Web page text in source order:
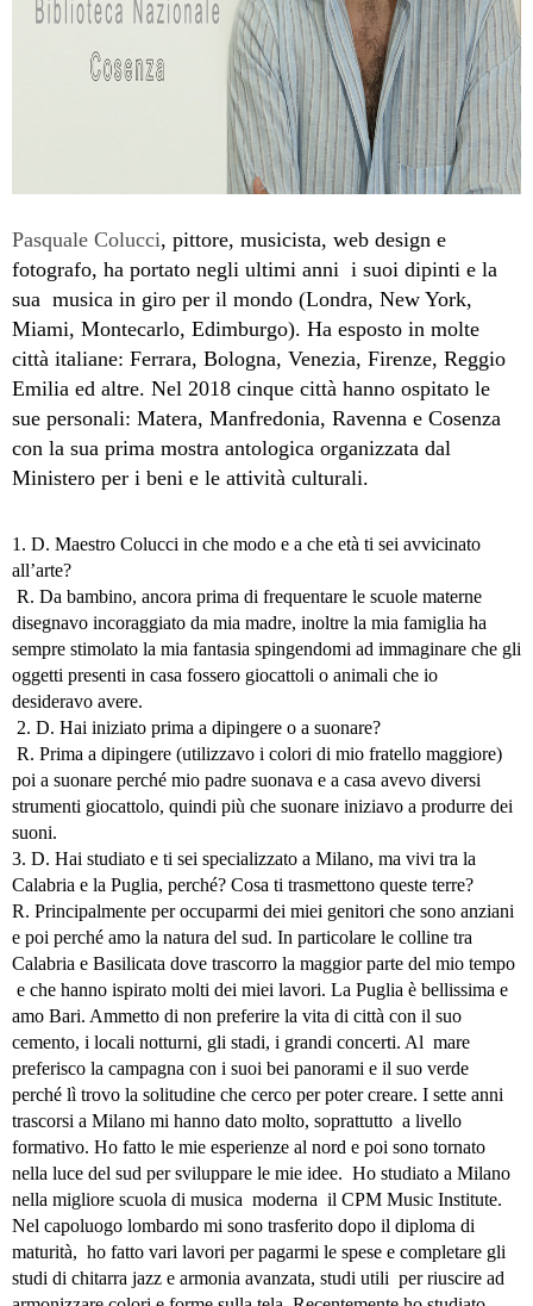
Pasquale Colucci, pittore, musicista, web design e
fotografo, ha portato negli ultimi anni i suoi dipinti e la
sua musica in giro per il mondo (Londra, New York,
Miami, Montecarlo, Edimburgo). Ha esposto in molte
città italiane: Ferrara, Bologna, Venezia, Firenze, Reggio
Emilia ed altre. Nel 2018 cinque città hanno ospitato le
sue personali: Matera, Manfredonia, Ravenna e Cosenza
con la sua prima mostra antologica organizzata dal
Ministero per i beni e le attività culturali.
1. D. Maestro Colucci in che modo e a che età ti sei avvicinato
all’arte?
R. Da bambino, ancora prima di frequentare le scuole materne
disegnavo incoraggiato da mia madre, inoltre la mia famiglia ha
sempre stimolato la mia fantasia spingendomi ad immaginare che gli
oggetti presenti in casa fossero giocattoli o animali che io
desideravo avere.
2. D. Hai iniziato prima a dipingere o a suonare?
R. Prima a dipingere (utilizzavo i colori di mio fratello maggiore)
poi a suonare perché mio padre suonava e a casa avevo diversi
strumenti giocattolo, quindi più che suonare iniziavo a produrre dei
suoni.
3. D. Hai studiato e ti sei specializzato a Milano, ma vivi tra la
Calabria e la Puglia, perché? Cosa ti trasmettono queste terre?
R. Principalmente per occuparmi dei miei genitori che sono anziani
e poi perché amo la natura del sud. In particolare le colline tra
Calabria e Basilicata dove trascorro la maggior parte del mio tempo
e che hanno ispirato molti dei miei lavori. La Puglia è bellissima e
amo Bari. Ammetto di non preferire la vita di città con il suo
cemento, i locali notturni, gli stadi, i grandi concerti. Al mare
preferisco la campagna con i suoi bei panorami e il suo verde
perché lì trovo la solitudine che cerco per poter creare. I sette anni
trascorsi a Milano mi hanno dato molto, soprattutto a livello
formativo. Ho fatto le mie esperienze al nord e poi sono tornato
nella luce del sud per sviluppare le mie idee. Ho studiato a Milano
nella migliore scuola di musica moderna il CPM Music Institute.
Nel capoluogo lombardo mi sono trasferito dopo il diploma di
maturità, ho fatto vari lavori per pagarmi le spese e completare gli
studi di chitarra jazz e armonia avanzata, studi utili per riuscire ad